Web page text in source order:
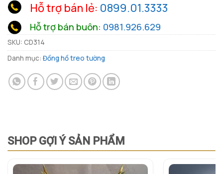
Hỗ trợ bán lẻ: 0899.01.3333
Hỗ trợ bán buôn: 0981.926.629
SKU: CD314
Danh mục: Đồng hồ treo tường
SHOP GỢI Ý SẢN PHẨM